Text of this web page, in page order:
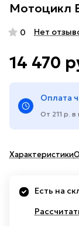
Мотоцикл
0 Нет
14 470
Оплата
От 211 р.
Характеристики
Есть на